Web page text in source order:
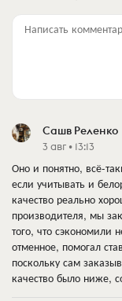
Написать
Сашв Реленко
3 авг • 13:13
Оно и понятно, всё-
если учитывать и
качество реально
производителя, мы
того, что сэкономили
отменное, помогал
поскольку сам
качество было ниже,